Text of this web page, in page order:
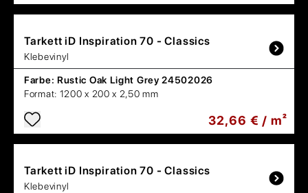
Tarkett iD Inspiration 70 - Classics
Klebevinyl
Farbe: Rustic Oak Light Grey 24502026
Format: 1200 x 200 x 2,50 mm
32,66 € / m²
Tarkett iD Inspiration 70 - Classics
Klebevinyl